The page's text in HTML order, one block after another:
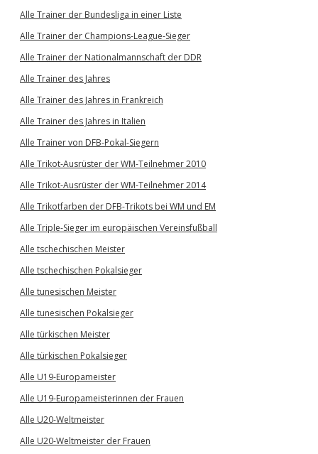
Alle Trainer der Bundesliga in einer Liste
Alle Trainer der Champions-League-Sieger
Alle Trainer der Nationalmannschaft der DDR
Alle Trainer des Jahres
Alle Trainer des Jahres in Frankreich
Alle Trainer des Jahres in Italien
Alle Trainer von DFB-Pokal-Siegern
Alle Trikot-Ausrüster der WM-Teilnehmer 2010
Alle Trikot-Ausrüster der WM-Teilnehmer 2014
Alle Trikotfarben der DFB-Trikots bei WM und EM
Alle Triple-Sieger im europäischen Vereinsfußball
Alle tschechischen Meister
Alle tschechischen Pokalsieger
Alle tunesischen Meister
Alle tunesischen Pokalsieger
Alle türkischen Meister
Alle türkischen Pokalsieger
Alle U19-Europameister
Alle U19-Europameisterinnen der Frauen
Alle U20-Weltmeister
Alle U20-Weltmeister der Frauen